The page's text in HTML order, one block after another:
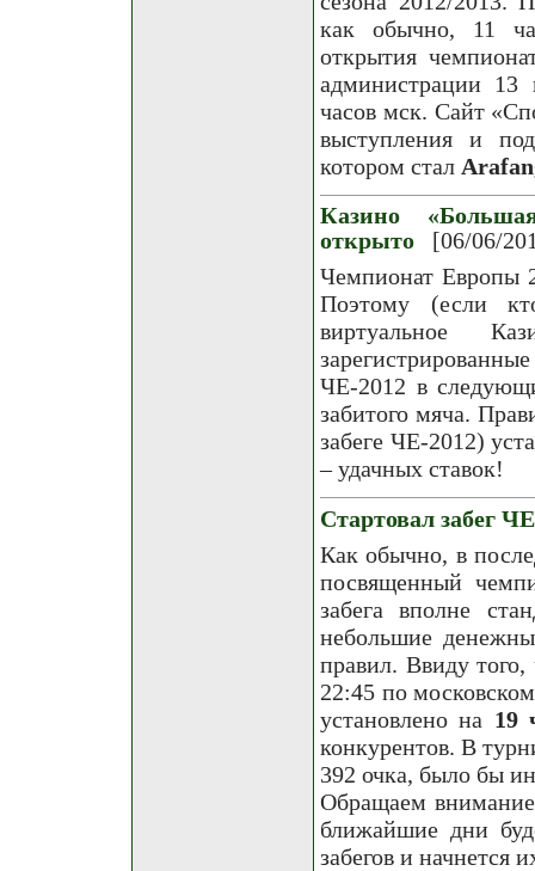
как обычно, 11
открытия
администрации 13
часов мск. Сайт
выступления и
котором стал
Казино
открыто
[06/06/
Чемпионат Европы
Поэтому (если
виртуальное
ЧЕ-2012 в
забитого мяча.
забеге ЧЕ-2012)
– удачных ставок!
Стартовал забег
Как обычно, в
посвященный
забега вполне
небольшие
правил. Ввиду
22:45 по
установлено на 19
конкурентов. В
392 очка, было бы
Обращаем внимание
ближайшие дни
забегов и начнется